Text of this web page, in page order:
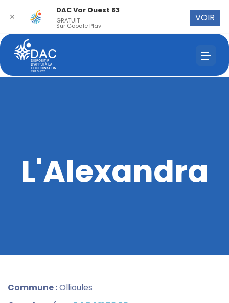
L'Alexandra
Commune :Ollioules
✕
DAC Var Ouest 83
GRATUIT
Sur Google Play
VOIR